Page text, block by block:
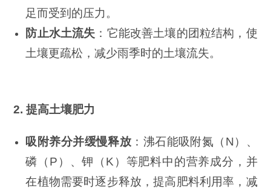
足而受到的压力。
防止水土流失 ：它能改善土壤的团粒结构，使
土壤更疏松，减少雨季时的土壤流失。
2. 提高土壤肥力
吸附养分并缓慢释放 ：沸石能吸附氮（N）、
磷（P）、钾（K）等肥料中的营养成分，并
在植物需要时逐步释放，提高肥料利用率，减